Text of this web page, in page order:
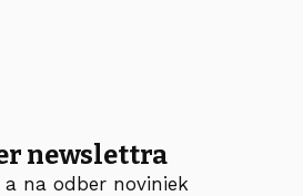
newslettra
a na odber noviniek